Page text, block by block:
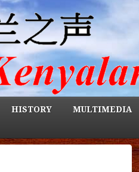
HISTORY MULTIMEDIA